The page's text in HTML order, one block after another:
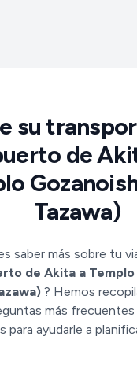
su
de
Tazawa)
saber más sobre tu
de Akita a Templo
? Hemos
más
para ayudarle a